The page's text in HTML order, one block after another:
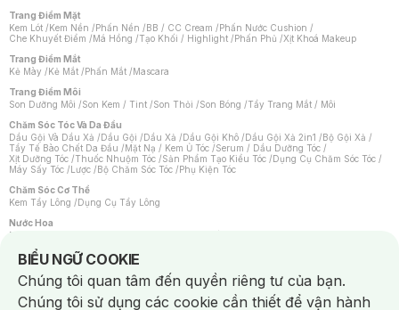
Trang Điểm Mặt
Kem Lót /Kem Nền /Phấn Nền /BB / CC Cream /Phấn Nước Cushion /
Che Khuyết Điểm /Má Hồng /Tạo Khối / Highlight /Phấn Phủ /Xịt Khoá Makeup
Trang Điểm Mắt
Kẻ Mày /Kẻ Mắt /Phấn Mắt /Mascara
Trang Điểm Môi
Son Dưỡng Môi /Son Kem / Tint /Son Thỏi /Son Bóng /Tẩy Trang Mắt / Môi
Chăm Sóc Tóc Và Da Đầu
Dầu Gội Và Dầu Xả /Dầu Gội /Dầu Xả /Dầu Gội Khô /Dầu Gội Xả 2in1 /Bộ Gội Xả /
Tẩy Tế Bào Chết Da Đầu /Mặt Nạ / Kem Ủ Tóc /Serum / Dầu Dưỡng Tóc /
Xịt Dưỡng Tóc /Thuốc Nhuộm Tóc /Sản Phẩm Tạo Kiểu Tóc /Dụng Cụ Chăm Sóc Tóc /
Máy Sấy Tóc /Lược /Bộ Chăm Sóc Tóc /Phụ Kiện Tóc
Chăm Sóc Cơ Thể
Kem Tẩy Lông /Dụng Cụ Tẩy Lông
Nước Hoa
Nước Hoa Nữ
Chăm Sóc Cá Nhân
Chống Muỗi /Khẩu Trang /Máy Massage/Mặt Nạ Xông Hơi /Nước Rửa Tay/
Sản Phẩm Chăm Sóc Khác /Bàn Chải Đánh Răng /Bàn Chải Điện/
Hỗ Trợ Trắng Răng/Kem Đánh Răng /Máy Tăm Nước/ Nước Súc Miệng/
BIỂU NGỮ COOKIE
Notice about cookies usage
Chúng tôi quan tâm đến quyền riêng tư của bạn.
Chúng tôi sử dụng các cookie cần thiết để vận hành